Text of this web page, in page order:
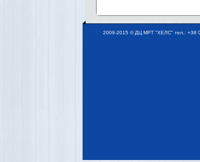
2009-2015 © ДЦ МРТ "ХЕЛС" тел.: +38